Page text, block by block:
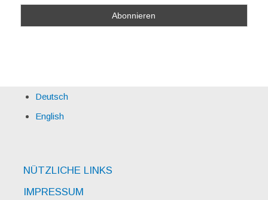
Deutsch
English
NÜTZLICHE LINKS
IMPRESSUM